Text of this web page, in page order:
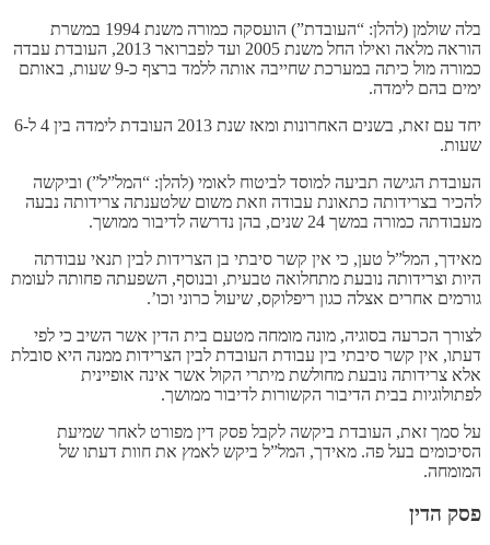
בלה שולמן (להלן: “העובדת”) הועסקה כמורה משנת 1994 במשרת
הוראה מלאה ואילו החל משנת 2005 ועד לפברואר 2013, העובדת עבדה
כמורה מול כיתה במערכת שחייבה אותה ללמד ברצף כ-9 שעות, באותם
ימים בהם לימדה.
יחד עם זאת, בשנים האחרונות ומאז שנת 2013 העובדת לימדה בין 4 ל-6
שעות.
העובדת הגישה תביעה למוסד לביטוח לאומי (להלן: “המל”ל”) וביקשה
להכיר בצרידותה כתאונת עבודה וזאת משום שלטענתה צרידותה נבעה
מעבודתה כמורה במשך 24 שנים, בהן נדרשה לדיבור ממושך.
מאידך, המל”ל טען, כי אין קשר סיבתי בן הצרידות לבין תנאי עבודתה
היות וצרידותה נובעת מתחלואה טבעית, ובנוסף, השפעתה פחותה לעומת
גורמים אחרים אצלה כגון ריפלוקס, שיעול כרוני וכו’.
לצורך הכרעה בסוגיה, מונה מומחה מטעם בית הדין אשר השיב כי לפי
דעתו, אין קשר סיבתי בין עבודת העובדת לבין הצרידות ממנה היא סובלת
אלא צרידותה נובעת מחולשת מיתרי הקול אשר אינה אופיינית
לפתולוגיות בבית הדיבור הקשורות לדיבור ממושך.
על סמך זאת, העובדת ביקשה לקבל פסק דין מפורט לאחר שמיעת
הסיכומים בעל פה. מאידך, המל”ל ביקש לאמץ את חוות דעתו של
המומחה.
פסק הדין